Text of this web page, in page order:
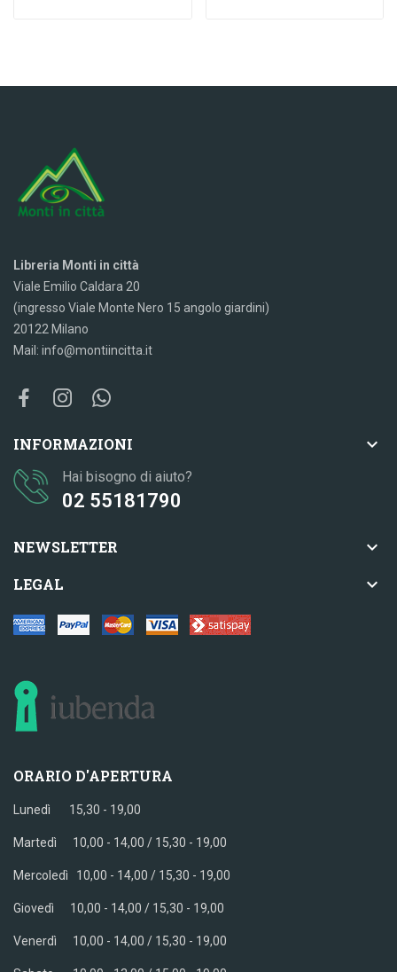
Libreria Monti in città
Viale Emilio Caldara 20
(ingresso Viale Monte Nero 15 angolo giardini)
20122 Milano
Mail: info@montiincitta.it
INFORMAZIONI 
Hai bisogno di aiuto?
02 55181790
NEWSLETTER 
LEGAL 
ORARIO D'APERTURA
Lunedì 15,30 - 19,00
Martedì 10,00 - 14,00 / 15,30 - 19,00
Mercoledì 10,00 - 14,00 / 15,30 - 19,00
Giovedì 10,00 - 14,00 / 15,30 - 19,00
Venerdì 10,00 - 14,00 / 15,30 - 19,00